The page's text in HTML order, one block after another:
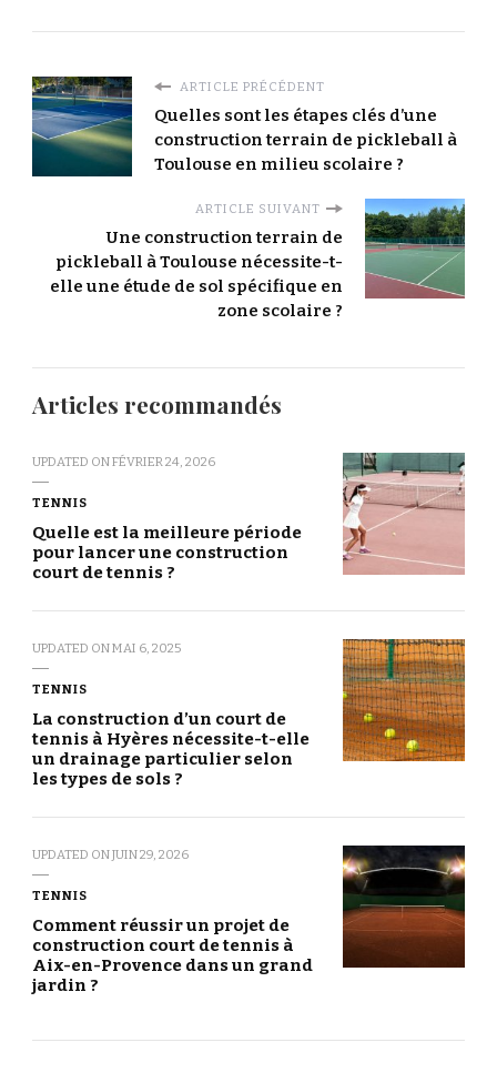
ARTICLE PRÉCÉDENT
Quelles sont les étapes clés d’une
construction terrain de pickleball à
Toulouse en milieu scolaire ?
ARTICLE SUIVANT
Une construction terrain de
pickleball à Toulouse nécessite-t-
elle une étude de sol spécifique en
zone scolaire ?
Articles recommandés
UPDATED ONFÉVRIER 24, 2026
TENNIS
Quelle est la meilleure période
pour lancer une construction
court de tennis ?
UPDATED ONMAI 6, 2025
TENNIS
La construction d’un court de
tennis à Hyères nécessite-t-elle
un drainage particulier selon
les types de sols ?
UPDATED ONJUIN 29, 2026
TENNIS
Comment réussir un projet de
construction court de tennis à
Aix-en-Provence dans un grand
jardin ?